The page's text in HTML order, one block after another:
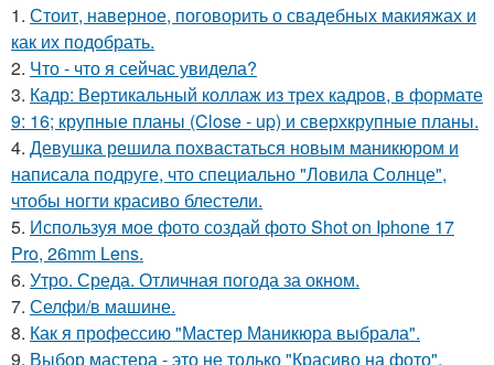
1. Стоит, наверное, поговорить о свадебных макияжах и
как их подобрать.
2. Что - что я сейчас увидела?
3. Кадр: Вертикальный коллаж из трех кадров, в формате
9: 16; крупные планы (Close - up) и сверхкрупные планы.
4. Девушка решила похвастаться новым маникюром и
написала подруге, что специально "Ловила Солнце",
чтобы ногти красиво блестели.
5. Используя мое фото создай фото Shot on Iphone 17
Pro, 26mm Lens.
6. Утро. Среда. Отличная погода за окном.
7. Селфи/в машине.
8. Как я профессию "Мастер Маникюра выбрала".
9. Выбор мастера - это не только "Красиво на фото".